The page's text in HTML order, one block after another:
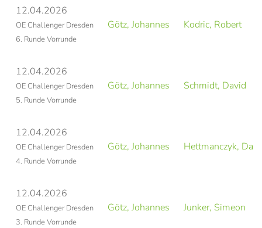
12.04.2026
OE Challenger Dresden
6. Runde Vorrunde
Götz, Johannes Kodric, Robert
12.04.2026
OE Challenger Dresden
5. Runde Vorrunde
Götz, Johannes Schmidt, David
12.04.2026
OE Challenger Dresden
4. Runde Vorrunde
Götz, Johannes Hettmanczyk,
12.04.2026
OE Challenger Dresden
3. Runde Vorrunde
Götz, Johannes Junker, Simeon